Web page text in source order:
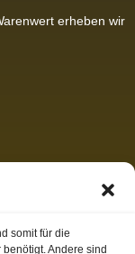
somit für die
Andere sind
erheben wir